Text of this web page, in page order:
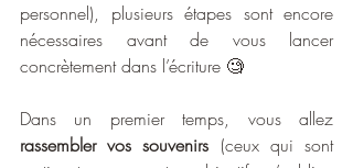
personnel), plusieurs étapes sont encore
nécessaires avant de vous lancer
concrètement dans l’écriture 🧐
rassembler vos souvenirs (ceux qui sont